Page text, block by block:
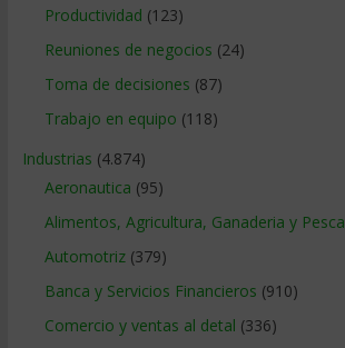
Productividad (123)
Reuniones de negocios (24)
Toma de decisiones (87)
Trabajo en equipo (118)
Industrias (4.874)
Aeronautica (95)
Alimentos, Agricultura, Ganaderia y Pesca
Automotriz(379)
Banca y Servicios Financieros (910)
Comercio y ventas al detal (336)